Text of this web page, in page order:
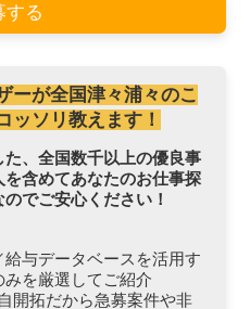
する
ーが全国津々浦々のこ
ッソリ教えます！
、全国数千以上の優良事
含めてあなたのお仕事探
のでご安心ください！
給与データベースを活用す
を厳選してご紹介
開拓だから急募案件や非